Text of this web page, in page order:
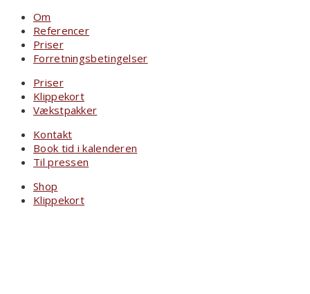
Om
Referencer
Priser
Forretningsbetingelser
Priser
Klippekort
Vækstpakker
Kontakt
Book tid i kalenderen
Til pressen
Shop
Klippekort